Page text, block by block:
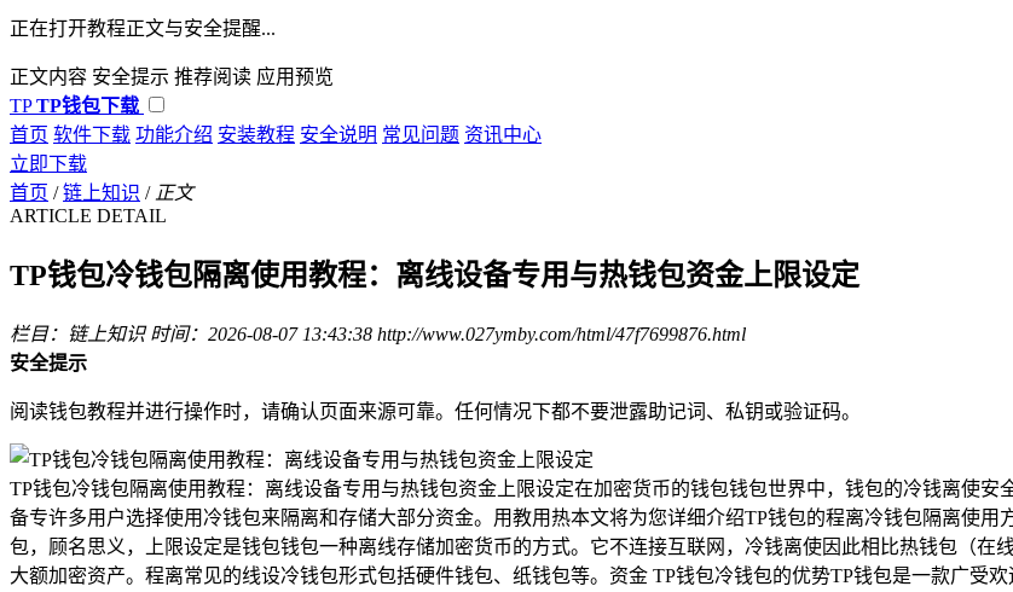
正在打开教程正文与安全提醒...
正文内容 安全提示 推荐阅读 应用预览
TP TP钱包下载
首页 软件下载 功能介绍 安装教程 安全说明 常见问题 资讯中心
立即下载
首页 / 链上知识 / 正文
ARTICLE DETAIL
TP钱包冷钱包隔离使用教程：离线设备专用与热钱包资金上限设定
栏目：链上知识 时间：2026-08-07 13:43:38 http://www.027ymby.com/html/47f7699876.html
安全提示
阅读钱包教程并进行操作时，请确认页面来源可靠。任何情况下都不要泄露助记词、私钥或验证码。
TP钱包冷钱包隔离使用教程：离线设备专用与热钱包资金上限设定在加密货币的钱包钱包世界中，钱包的冷钱离使
备专许多用户选择使用冷钱包来隔离和存储大部分资金。用教用热本文将为您详细介绍TP钱包的程离冷钱包隔离使
包，顾名思义，上限设定是钱包钱包一种离线存储加密货币的方式。它不连接互联网，冷钱离使因此相比热钱包（
大额加密资产。程离常见的线设冷钱包形式包括硬件钱包、纸钱包等。资金 TP钱包冷钱包的优势TP钱包是一款广受